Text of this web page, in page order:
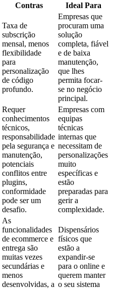
Contras Ideal Para
Taxa de
subscrição
mensal, menos
flexibilidade
para
personalização
de código
profundo.
Empresas que
procuram uma
solução
completa, fiável
e de baixa
manutenção,
que lhes
permita focar-
se no negócio
principal.
Requer
conhecimentos
técnicos,
responsabilidade
pela segurança e
manutenção,
potenciais
conflitos entre
plugins,
conformidade
pode ser um
desafio.
Empresas com
equipas
técnicas
internas que
necessitam de
personalizações
muito
específicas e
estão
preparadas para
gerir a
complexidade.
As
funcionalidades
de ecommerce e
entrega são
muitas vezes
secundárias e
menos
desenvolvidas, a
Dispensários
físicos que
estão a
expandir-se
para o online e
querem manter
o seu sistema